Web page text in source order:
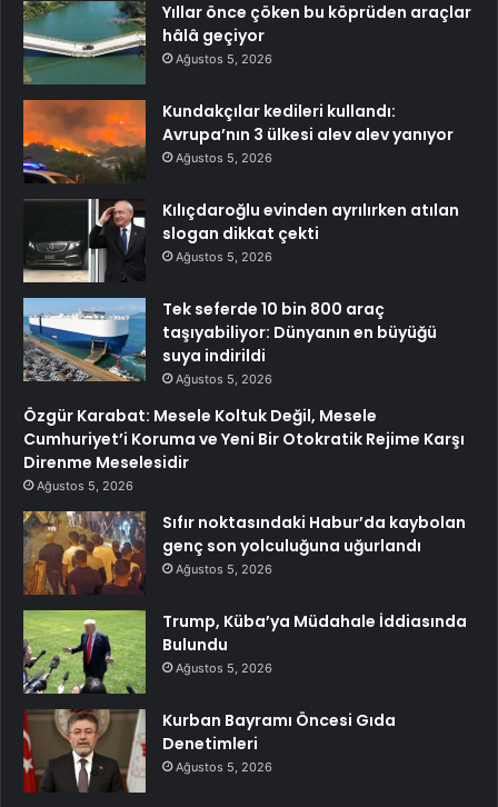
Yıllar önce çöken bu köprüden araçlar
hâlâ geçiyor
Ağustos 5, 2026
Kundakçılar kedileri kullandı:
Avrupa’nın 3 ülkesi alev alev yanıyor
Ağustos 5, 2026
Kılıçdaroğlu evinden ayrılırken atılan
slogan dikkat çekti
Ağustos 5, 2026
Tek seferde 10 bin 800 araç
taşıyabiliyor: Dünyanın en büyüğü
suya indirildi
Ağustos 5, 2026
Özgür Karabat: Mesele Koltuk Değil, Mesele
Cumhuriyet’i Koruma ve Yeni Bir Otokratik Rejime Karşı
Direnme Meselesidir
Ağustos 5, 2026
Sıfır noktasındaki Habur’da kaybolan
genç son yolculuğuna uğurlandı
Ağustos 5, 2026
Trump, Küba’ya Müdahale İddiasında
Bulundu
Ağustos 5, 2026
Kurban Bayramı Öncesi Gıda
Denetimleri
Ağustos 5, 2026